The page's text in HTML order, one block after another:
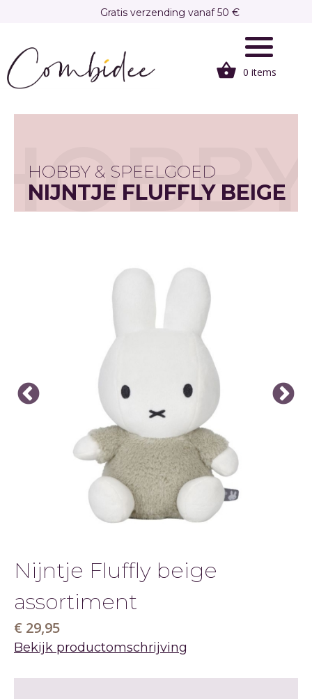
inhoud
gaan
Gratis verzending vanaf 50 €
0 items
HOBBY & SPEELGOED
NIJNTJE FLUFFLY BEIGE
Nijntje Fluffly beige
assortiment
€ 29,95
Bekijk productomschrijving